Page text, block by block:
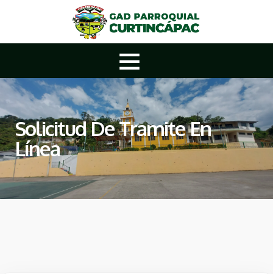
Solicitud De Tramite En
Línea